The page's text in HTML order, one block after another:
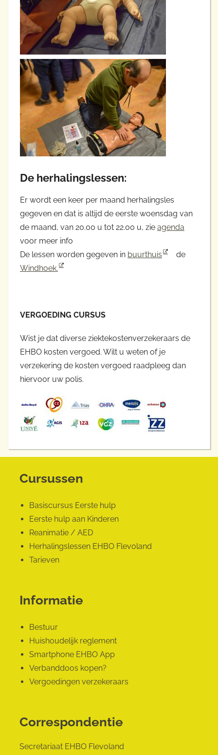
De herhalingslessen:
Er wordt een keer per maand herhalingsles
gegeven en dat is altijd de eerste woensdag van
de maand, van 20.00 u tot 22.00 u, zie agenda
voor meer info
De lessen worden gegeven in buurthuis
de
Windhoek.
VERGOEDING CURSUS
Wist je dat diverse ziektekostenverzekeraars de
EHBO kosten vergoed. Wilt u weten of je
verzekering de kosten vergoed raadpleeg dan
hiervoor uw polis.
Cursussen
Basiscursus Eerste hulp
Eerste hulp aan Kinderen
Reanimatie / AED
Herhalingslessen EHBO Flevoland
Tarieven
Informatie
Bestuur
Huishoudelijk reglement
Smartphone EHBO App
Verbanddoos kopen?
Vergoedingen verzekeraars
Correspondentie
Secretariaat EHBO Flevoland